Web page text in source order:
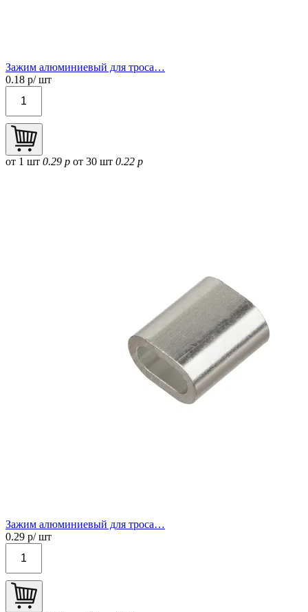
Зажим алюминиевый для троса…
0.18 р/ шт
от 1 шт 0.29 р от 30 шт 0.22 р
Зажим алюминиевый для троса…
0.29 р/ шт